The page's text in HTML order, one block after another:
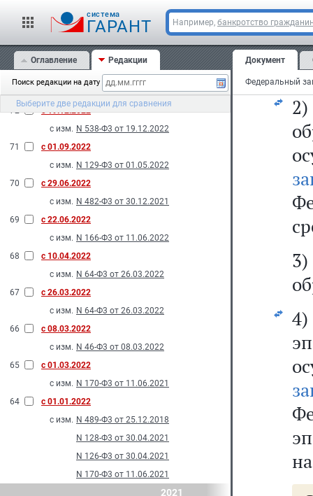
cистема
ГАРАНТ Например, банкротство
Оглавление Редакции
Поиск редакции на дату
Выберите две редакции для сравнения
с изм. N 275-Ф3 от 14.07.2022
N 317-Ф3 от 14.07.2022
N 469-Ф3 от 05.12.2022
N 569-Ф3 от 28.12.2022
2022
72
с 19.12.2022
с изм. N 538-Ф3 от 19.12.2022
71
с 01.09.2022
с изм. N 129-Ф3 от 01.05.2022
70
с 29.06.2022
с изм. N 482-Ф3 от 30.12.2021
69
с 22.06.2022
с изм. N 166-Ф3 от 11.06.2022
68
с 10.04.2022
с изм. N 64-Ф3 от 26.03.2022
67
с 26.03.2022
с изм. N 64-Ф3 от 26.03.2022
66
с 08.03.2022
с изм. N 46-Ф3 от 08.03.2022
65
с 01.03.2022
с изм. N 170-Ф3 от 11.06.2021
64
с 01.01.2022
с изм. N 489-Ф3 от 25.12.2018
N 128-Ф3 от 30.04.2021
N 126-Ф3 от 30.04.2021
N 170-Ф3 от 11.06.2021
2021
Документ